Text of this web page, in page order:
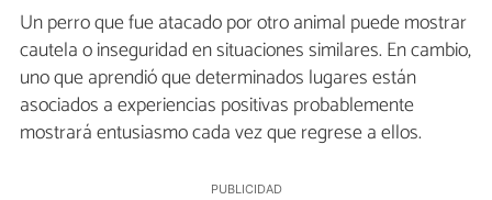
Un perro que fue atacado por otro animal puede mostrar
cautela o inseguridad en situaciones similares. En cambio,
uno que aprendió que determinados lugares están
asociados a experiencias positivas probablemente
mostrará entusiasmo cada vez que regrese a ellos.